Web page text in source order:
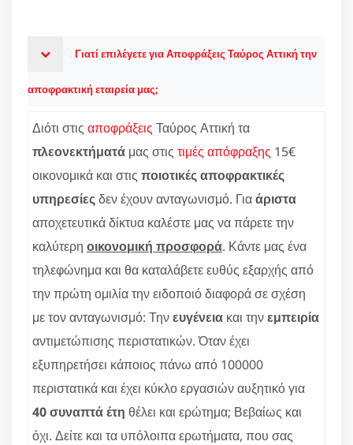
Γιατί επιλέγετε για Αποφράξεις Ταύρος Αττική την
αποφρακτική εταιρεία μας;
Διότι στις αποφράξεις Ταύρος Αττική τα
πλεονεκτήματά μας στις τιμές απόφραξης 15€
οικονομικά και στις ποιοτικές αποφρακτικές
υπηρεσίεςδεν έχουν ανταγωνισμό. Γιαάριστα
αποχετευτικά δίκτυα καλέστε μας να πάρετε την
καλύτερη οικονομική προσφορά. Κάντε μας ένα
τηλεφώνημα και θα καταλάβετε ευθύς εξαρχής από
την πρώτη ομιλία την ειδοποιό διαφορά σε σχέση
με τον ανταγωνισμό: Τηνευγένεια και τηνεμπειρία
αντιμετώπισης περιστατικών. Όταν έχει
εξυπηρετήσει κάποιος πάνω από 100000
περιστατικά και έχει κύκλο εργασιών αυξητικό για
40 συναπτά έτη θέλει και ερώτημα; Βεβαίως και
όχι. Δείτε και τα υπόλοιπα ερωτήματα, που σας